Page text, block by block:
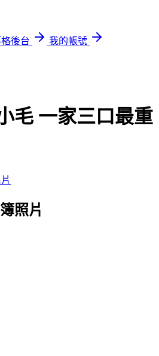
後台
我的帳號
毛 一家三口最重
照片